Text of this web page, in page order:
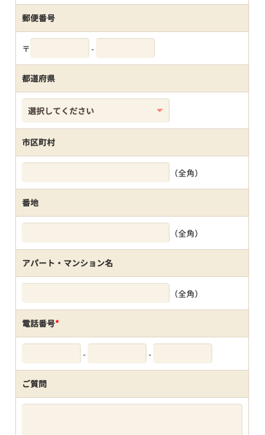
郵便番号
〒 -
都道府県
市区町村
（全角）
番地
（全角）
アパート・マンション名
（全角）
電話番号*
- -
ご質問